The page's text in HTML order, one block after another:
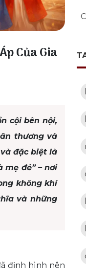
Của Gia
cội bên nội,
thương và
đặc biệt là
đẻ” – nơi
không khí
và những
định hình nên